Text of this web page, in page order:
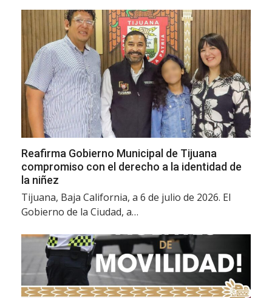
Reafirma Gobierno Municipal de Tijuana
compromiso con el derecho a la identidad de
la niñez
Tijuana, Baja California, a 6 de julio de 2026. El
Gobierno de la Ciudad, a…